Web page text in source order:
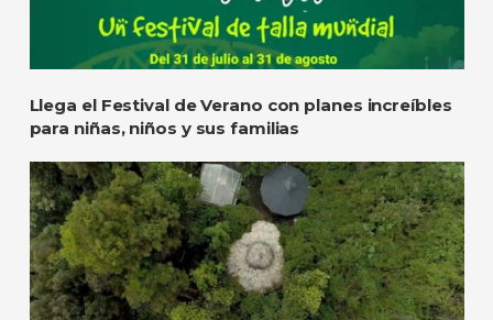
Llega el Festival de Verano con planes increíbles
para niñas, niños y sus familias